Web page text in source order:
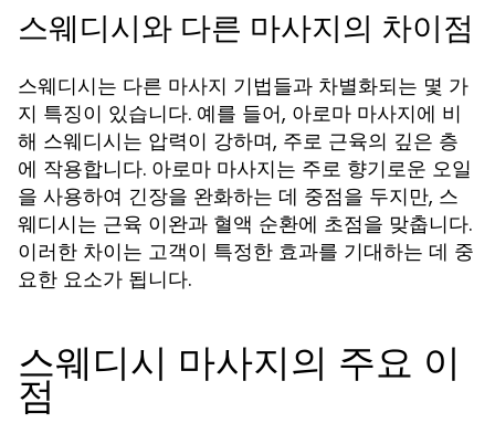
스웨디시와 다른 마사지의 차이점
스웨디시는 다른 마사지 기법들과 차별화되는 몇 가
지 특징이 있습니다. 예를 들어, 아로마 마사지에 비
해 스웨디시는 압력이 강하며, 주로 근육의 깊은 층
에 작용합니다. 아로마 마사지는 주로 향기로운 오일
을 사용하여 긴장을 완화하는 데 중점을 두지만, 스
웨디시는 근육 이완과 혈액 순환에 초점을 맞춥니다.
이러한 차이는 고객이 특정한 효과를 기대하는 데 중
요한 요소가 됩니다.
스웨디시 마사지의 주요 이
점